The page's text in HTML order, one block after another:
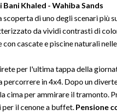
Khaled - Wahiba Sands
di uno degli scenari più
da vividi contrasti di
con cascate e piscine naturali
per l'ultima tappa della
in 4x4. Dopo un
cima per ammirare il tramonto.
il cenone a buffet. Pensione